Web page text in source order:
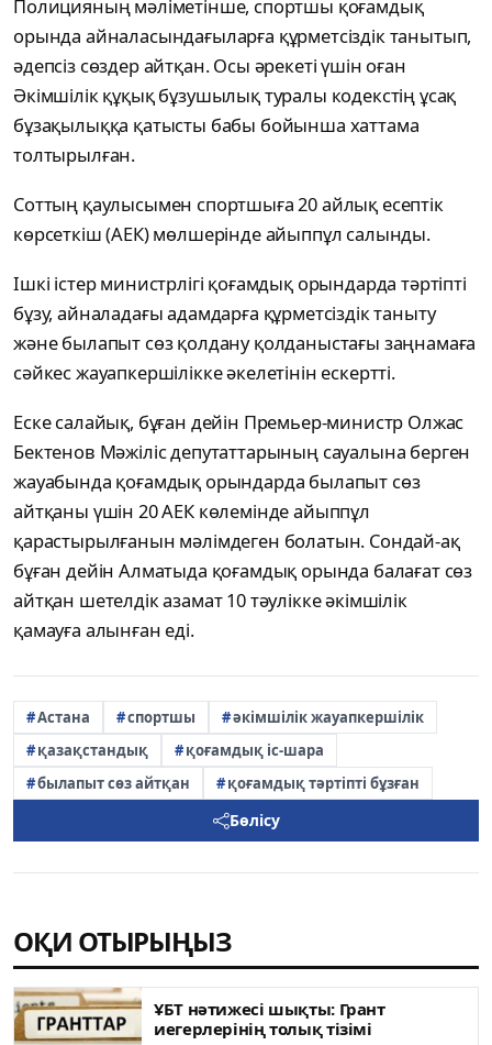
Полицияның мәліметінше, спортшы қоғамдық
орында айналасындағыларға құрметсіздік танытып,
әдепсіз сөздер айтқан. Осы әрекеті үшін оған
Әкімшілік құқық бұзушылық туралы кодекстің ұсақ
бұзақылыққа қатысты бабы бойынша хаттама
толтырылған.
Соттың қаулысымен спортшыға 20 айлық есептік
көрсеткіш (АЕК) мөлшерінде айыппұл салынды.
Ішкі істер министрлігі қоғамдық орындарда тәртіпті
бұзу, айналадағы адамдарға құрметсіздік таныту
және былапыт сөз қолдану қолданыстағы заңнамаға
сәйкес жауапкершілікке әкелетінін ескертті.
Еске салайық, бұған дейін Премьер-министр Олжас
Бектенов Мәжіліс депутаттарының сауалына берген
жауабында қоғамдық орындарда былапыт сөз
айтқаны үшін 20 АЕК көлемінде айыппұл
қарастырылғанын мәлімдеген болатын. Сондай-ақ
бұған дейін Алматыда қоғамдық орында балағат сөз
айтқан шетелдік азамат 10 тәулікке әкімшілік
қамауға алынған еді.
Астана спортшы
әкімшілік жауапкершілік
қазақстандық
қоғамдық іс-шара
былапыт сөз айтқан
қоғамдық тәртіпті бұзған
Бөлісу
ОҚИ ОТЫРЫҢЫЗ
ҰБТ нәтижесі шықты: Грант
иегерлерінің толық тізімі